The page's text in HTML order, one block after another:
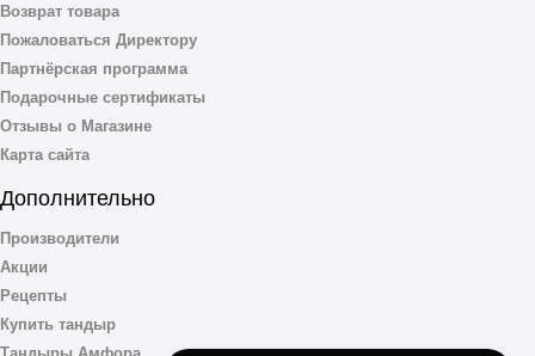
Возврат товара
Пожаловаться Директору
Партнёрская программа
Подарочные сертификаты
Отзывы о Магазине
Карта сайта
Дополнительно
Производители
Акции
Рецепты
Купить тандыр